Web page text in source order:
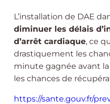
L’installation de DAE
diminuer les délais
d’arrêt cardiaque, ce
drastiquement les
minute gagnée avant
les chances de
https://sante.gouv.fr/